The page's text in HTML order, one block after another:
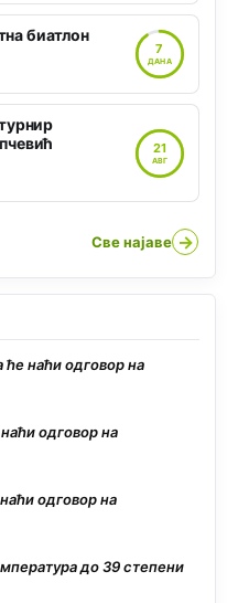
биатлон
7
ДАНА
21
АВГ
Све најаве →
наћи одговор на
одговор на
одговор на
до 39 степени